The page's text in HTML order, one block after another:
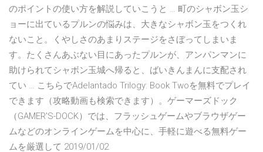
のポイントの使い方を解説していこうと … 町のシャボン玉シ
ョーに出ているプルンの悩みは、大きなシャボン玉をつくれ
ないこと。くやしさのあまりステージをさぼってしまいま
す。たくさんあぶない目にあったプルンが、アンパンマンに
助けられてシャボン玉城へ帰ると、ばいきんまんに支配され
てい … こちらでAdelantado Trilogy: Book Twoを無料でプレイ
できます（攻略動画も検索できます）。ゲーマーズドック
（GAMER'S-DOCK）では、フラッシュゲームやブラウザゲー
ムなどのオンラインゲームを中心に、手軽に遊べる無料ゲー
ムを厳選して 2019/01/02